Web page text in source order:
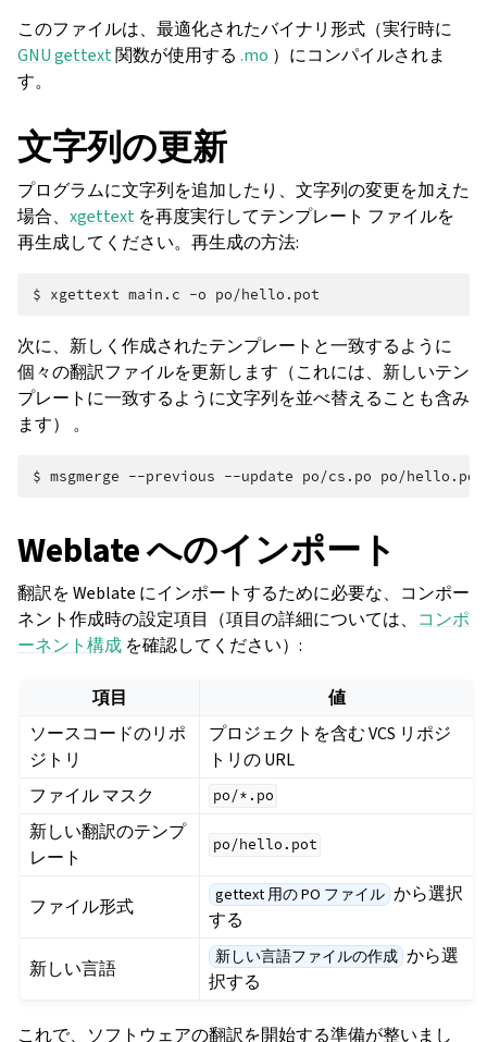
このファイルは、最適化されたバイナリ形式（実行時に
GNU gettext関数が使用する .mo ）にコンパイルされま
す。
文字列の更新
プログラムに文字列を追加したり、文字列の変更を加えた
場合、 xgettext を再度実行してテンプレート ファイルを
再生成してください。再生成の方法:
$ xgettext main.c -o
次に、新しく作成されたテンプレートと一致するように
個々の翻訳ファイルを更新します（これには、新しいテン
プレートに一致するように文字列を並べ替えることも含み
ます） 。
$ msgmerge --previous --update po/cs.po
Weblate へのインポート
翻訳を Weblate にインポートするために必要な、コンポー
ネント作成時の設定項目（項目の詳細については、 コンポ
ーネント構成 を確認してください）:
項目
値
ソースコードのリポ
ジトリ
プロジェクトを含む VCS リポジ
トリの URL
ファイル マスク
po/*.po
新しい翻訳のテンプ
レート
po/hello.pot
ファイル形式
gettext 用の PO ファイル から選択
する
新しい言語
新しい言語ファイルの作成 から選
択する
これで、ソフトウェアの翻訳を開始する準備が整いまし